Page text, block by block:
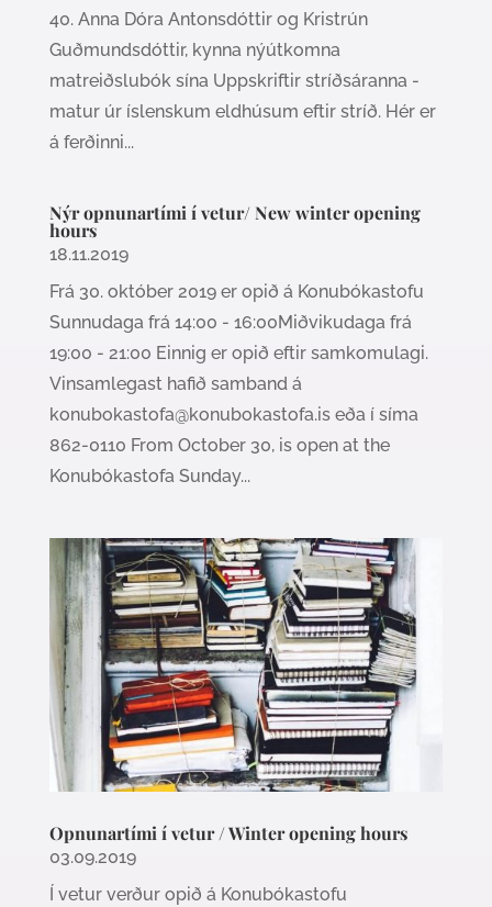
40. Anna Dóra Antonsdóttir og Kristrún
Guðmundsdóttir, kynna nýútkomna
matreiðslubók sína Uppskriftir stríðsáranna -
matur úr íslenskum eldhúsum eftir stríð. Hér er
á ferðinni...
Nýr opnunartími í vetur/ New winter opening
hours
18.11.2019
Frá 30. október 2019 er opið á Konubókastofu
Sunnudaga frá 14:00 - 16:00Miðvikudaga frá
19:00 - 21:00 Einnig er opið eftir samkomulagi.
Vinsamlegast hafið samband á
konubokastofa@konubokastofa.is eða í síma
862-0110 From October 30, is open at the
Konubókastofa Sunday...
Opnunartími í vetur / Winter opening hours
03.09.2019
Í vetur verður opið á Konubókastofu